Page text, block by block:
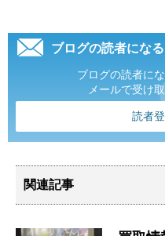
ブログの読者になる
ブログの読者に
メールで受け
読者
関連記事